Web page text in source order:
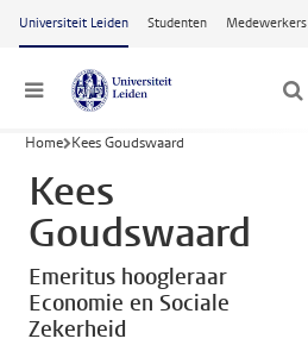
Ga naar hoofdinhoud
Universiteit Leiden Studenten Medewerkers
Menu
Home Kees Goudswaard
Kees
Goudswaard
Emeritus hoogleraar
Economie en Sociale
Zekerheid